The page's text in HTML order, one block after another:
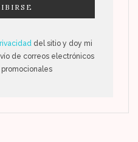
del sitio y doy mi
de correos electrónicos